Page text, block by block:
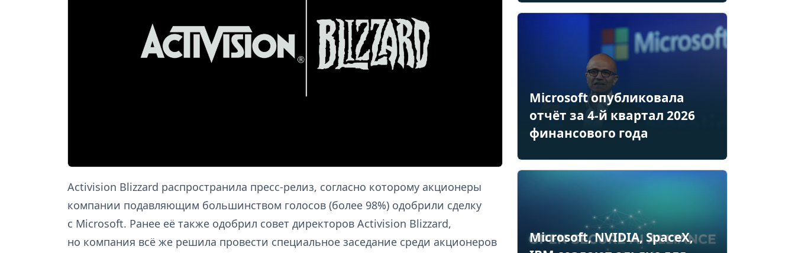
Activision Blizzard распространила пресс-релиз, согласно которому акционеры
компании подавляющим большинством голосов (более 98%) одобрили сделку
с Microsoft. Ранее её также одобрил совет директоров Activision Blizzard,
но компания всё же решила провести специальное заседание среди акционеров
Microsoft опубликовала
отчёт за 4-й квартал 2026
финансового года
Microsoft, NVIDIA, SpaceX,